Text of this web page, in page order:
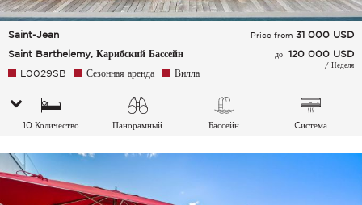
Saint-Jean
Saint Barthelemy, Карибский Бассейн
Price from 31 000 USD
до 120 000 USD
/ Неделя
L0029SB Сезонная аренда Вилла
10 Количество
Панорамный Бассейн
Cистема